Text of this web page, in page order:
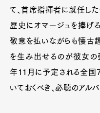
て、首席指揮者に就任した
歴史にオマージュを捧げ
敬意を払いながらも懐古
を生み出せるのが彼女の
年11月に予定される全国
いておくべき、必聴のアルバ